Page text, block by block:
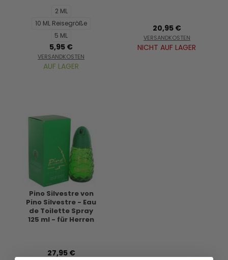
2 ML
10 ML Reisegröße
5 ML
5,95 €
VERSANDKOSTEN
AUF LAGER
20,95 €
VERSANDKOSTEN
NICHT AUF LAGER
Pino Silvestre von
Pino Silvestre - Eau
de Toilette Spray
125 ml - für Herren
27,95 €